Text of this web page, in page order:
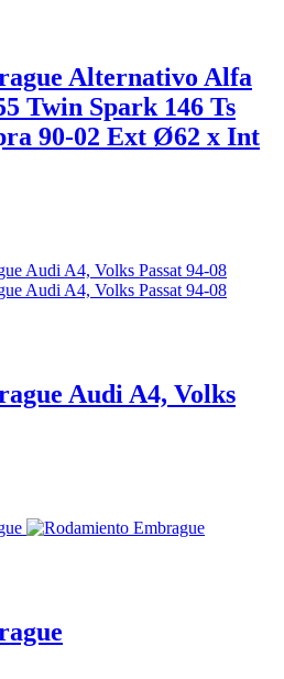
Alternativo Alfa
Twin Spark 146 Ts
90-02 Ext Ø62 x Int
Audi A4, Volks